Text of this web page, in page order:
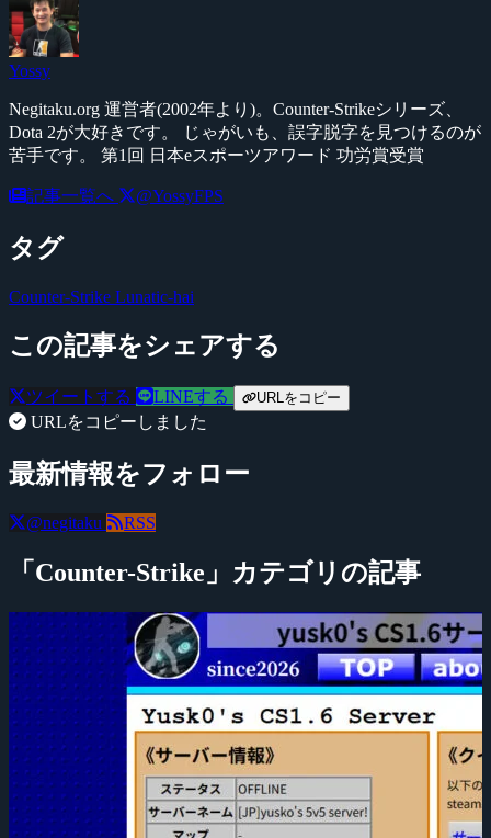
Yossy
Negitaku.org 運営者(2002年より)。Counter-Strikeシリーズ、
Dota 2が大好きです。 じゃがいも、誤字脱字を見つけるのが
苦手です。 第1回 日本eスポーツアワード 功労賞受賞
記事一覧へ @YossyFPS
タグ
Counter-Strike Lunatic-hai
この記事をシェアする
ツイートする LINEする URLをコピー
URLをコピーしました
最新情報をフォロー
@negitaku RSS
「Counter-Strike」カテゴリの記事